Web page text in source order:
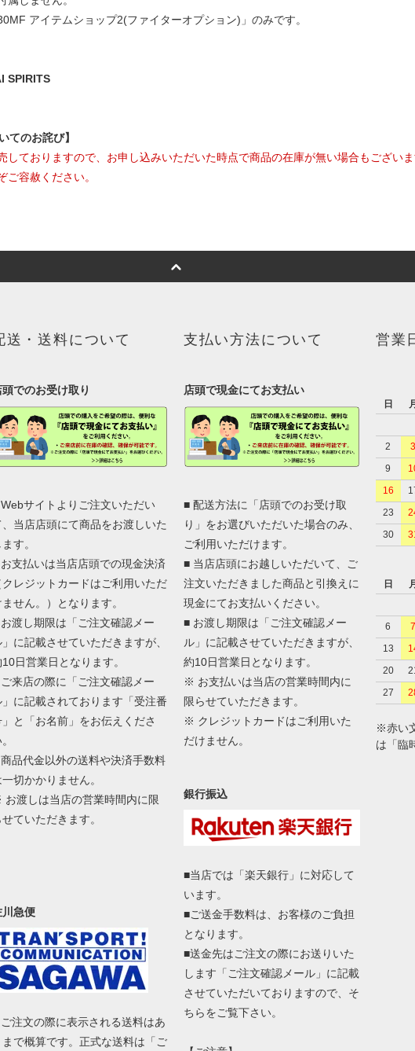
アイテムショップ2(ファイターオプション)」のみです。
SPIRITS
てのお詫び】
ておりますので、お申し込みいただいた時点で商品の在庫が無い場合もございま
容赦ください。
送・送料について
でのお受け取り
サイトよりご注文いただい
、当店店頭にて商品をお渡しいた
す。
支払いは当店店頭での現金決済
クレジットカードはご利用いただ
せん。）となります。
渡し期限は「ご注文確認メー
に記載させていただきますが、
日営業日となります。
来店の際に「ご注文確認メー
」に記載されております「受注番
」と「お名前」をお伝えくださ
品代金以外の送料や決済手数料
切かかりません。
渡しは当店の営業時間内に限
ていただきます。
川急便
注文の際に表示される送料はあ
まで概算です。正式な送料は「ご
支払い方法について
店頭で現金にてお支払い
■ 配送方法に「店頭でのお受け取
り」をお選びいただいた場合のみ、
ご利用いただけます。
■ 当店店頭にお越しいただいて、ご
注文いただきました商品と引換えに
現金にてお支払いください。
■ お渡し期限は「ご注文確認メー
ル」に記載させていただきますが、
約10日営業日となります。
※ お支払いは当店の営業時間内に
限らせていただきます。
※ クレジットカードはご利用いた
だけません。
銀行振込
■当店では「楽天銀行」に対応して
います。
■ご送金手数料は、お客様のご負担
となります。
■送金先はご注文の際にお送りいた
します「ご注文確認メール」に記載
させていただいておりますので、そ
ちらをご覧下さい。
営業
日
月
2
3
9
16
23
30
日
月
6
7
13
20
27
※赤い
は「臨